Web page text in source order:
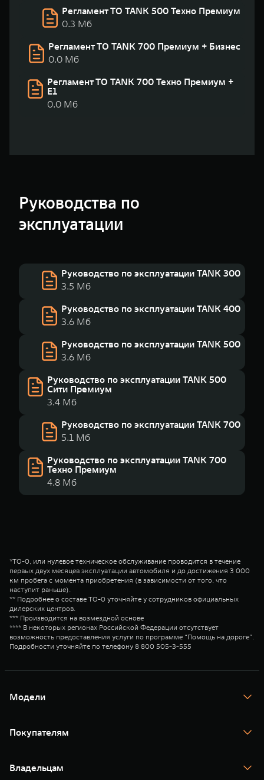
Регламент ТО TANK 500 Техно Премиум
0.3 Мб
Регламент ТО TANK 700 Премиум + Бизнес
0.0 Мб
Регламент ТО TANK 700 Техно Премиум +
Е1
0.0 Мб
Руководства по
эксплуатации
Руководство по эксплуатации TANK 300
3.5 Мб
Руководство по эксплуатации TANK 400
3.6 Мб
Руководство по эксплуатации TANK 500
3.6 Мб
Руководство по эксплуатации TANK 500
Сити Премиум
3.4 Мб
Руководство по эксплуатации TANK 700
5.1 Мб
Руководство по эксплуатации TANK 700
Техно Премиум
4.8 Мб
*ТО-0, или нулевое техническое обслуживание проводится в течение
первых двух месяцев эксплуатации автомобиля и до достижения 3 000
км пробега с момента приобретения (в зависимости от того, что
наступит раньше).
** Подробнее о составе ТО-0 уточняйте у сотрудников официальных
дилерских центров.
*** Производится на возмездной основе
**** В некоторых регионах Российской Федерации отсутствует
возможность предоставления услуги по программе “Помощь на дороге”.
Подробности уточняйте по телефону 8 800 505-3-555
Модели
TANK 400
TANK 500
Покупателям
Тест-драйв
TANK Финансы
Владельцам